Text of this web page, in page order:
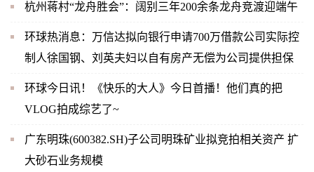
杭州蒋村“龙舟胜会”：阔别三年200余条龙舟竞渡迎端午
环球热消息：万信达拟向银行申请700万借款公司实际控
制人徐国钢、刘英夫妇以自有房产无偿为公司提供担保
环球今日讯！《快乐的大人》今日首播！他们真的把
VLOG拍成综艺了~
广东明珠(600382.SH)子公司明珠矿业拟竞拍相关资产 扩
大砂石业务规模